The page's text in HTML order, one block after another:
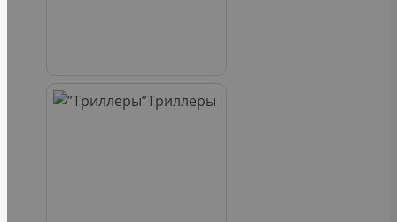
Триллеры